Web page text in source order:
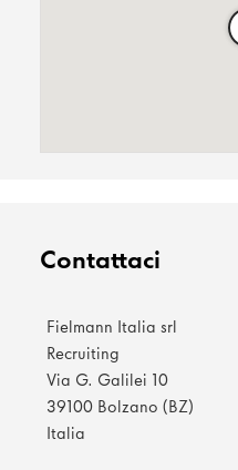
Contattaci
Fielmann Italia srl
Recruiting
Via G. Galilei 10
39100 Bolzano (BZ)
Italia